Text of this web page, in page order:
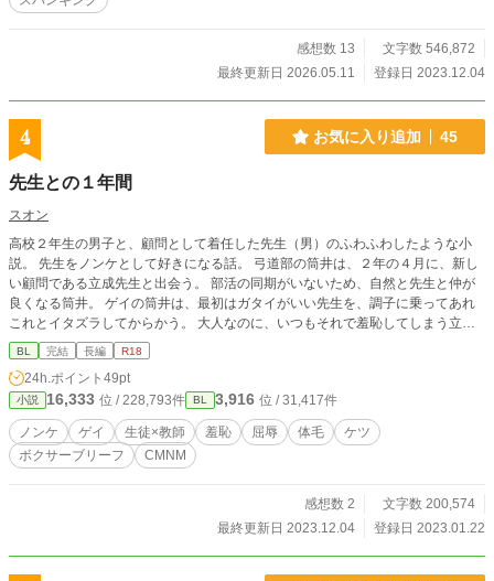
感想数 13
文字数 546,872
最終更新日 2026.05.11
登録日 2023.12.04
4 お気に入り追加 45
先生との１年間
スオン
高校２年生の男子と、顧問として着任した先生（男）のふわふわしたような小
説。 先生をノンケとして好きになる話。 弓道部の筒井は、２年の４月に、新し
い顧問である立成先生と出会う。 部活の同期がいないため、自然と先生と仲が
良くなる筒井。 ゲイの筒井は、最初はガタイがいい先生を、調子に乗ってあれ
これとイタズラしてからかう。 大人なのに、いつもそれで羞恥してしまう立成
先生。 特段イケメンというわけではないけど、時間を共に過ごすうちに先生の
ことを好きになってしまう。 そんな気持ちとは裏腹に、立成先生への性的イタ
ズラはより激しくなっていき・・・ 完結済み。 この作品の続編？のようなもの
として、「生徒との１年間」を掲載しています。 ※一部、微スカトロ表現が出
てくることがあります。
BL 完結 長編 R18
24h.ポイント 49pt
小説 16,333 位 / 228,793件 BL 3,916 位 / 31,417件
ノンケ ゲイ 生徒×教師 羞恥 屈辱 体毛
ケツ
ボクサーブリーフ
CMNM
感想数 2
文字数 200,574
最終更新日 2023.12.04
登録日 2023.01.22